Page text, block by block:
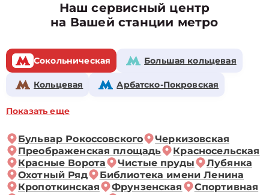
Наш сервисный центр
на Вашей станции метро
Сокольническая Большая кольцевая
Кольцевая Арбатско-Покровская
Показать еще
Бульвар Рокоссовского
Черкизовская
Преображенская площадь
Красносельская
Красные Ворота
Чистые пруды
Лубянка
Охотный Ряд
Библиотека имени Ленина
Кропоткинская
Фрунзенская
Спортивная